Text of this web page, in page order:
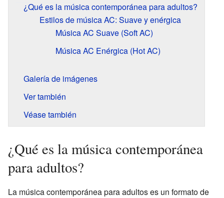
¿Qué es la música contemporánea para adultos?
Estilos de música AC: Suave y enérgica
Música AC Suave (Soft AC)
Música AC Enérgica (Hot AC)
Galería de imágenes
Ver también
Véase también
¿Qué es la música contemporánea
para adultos?
La música contemporánea para adultos es un formato de